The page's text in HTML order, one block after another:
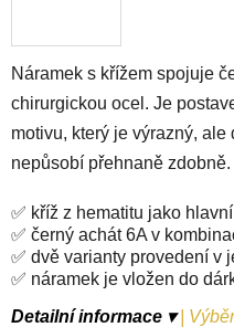
Náramek s křížem spojuje
chirurgickou ocel. Je
motivu, který je výrazný,
nepůsobí přehnaně zdobně.
✅ kříž z hematitu jako
✅ černý achát 6A v
✅ dvě varianty provedení v
✅ náramek je vložen do
Detailní informace ▾